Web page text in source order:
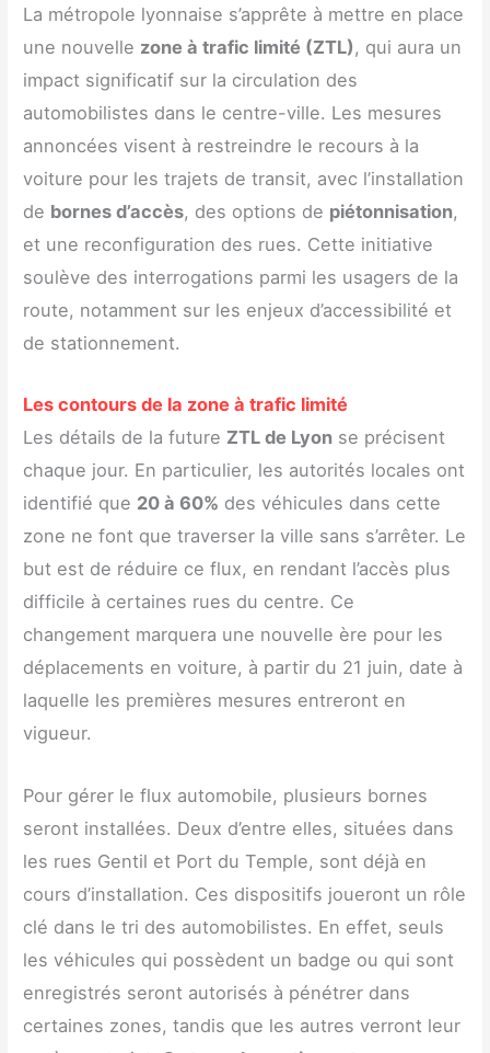
La métropole lyonnaise s’apprête à mettre en place
une nouvelle zone à trafic limité (ZTL), qui aura un
impact significatif sur la circulation des
automobilistes dans le centre-ville. Les mesures
annoncées visent à restreindre le recours à la
voiture pour les trajets de transit, avec l’installation
de bornes d’accès, des options de piétonnisation,
et une reconfiguration des rues. Cette initiative
soulève des interrogations parmi les usagers de la
route, notamment sur les enjeux d’accessibilité et
de stationnement.
Les contours de la zone à trafic limité
Les détails de la future ZTL de Lyon se précisent
chaque jour. En particulier, les autorités locales ont
identifié que 20 à 60% des véhicules dans cette
zone ne font que traverser la ville sans s’arrêter. Le
but est de réduire ce flux, en rendant l’accès plus
difficile à certaines rues du centre. Ce
changement marquera une nouvelle ère pour les
déplacements en voiture, à partir du 21 juin, date à
laquelle les premières mesures entreront en
vigueur.
Pour gérer le flux automobile, plusieurs bornes
seront installées. Deux d’entre elles, situées dans
les rues Gentil et Port du Temple, sont déjà en
cours d’installation. Ces dispositifs joueront un rôle
clé dans le tri des automobilistes. En effet, seuls
les véhicules qui possèdent un badge ou qui sont
enregistrés seront autorisés à pénétrer dans
certaines zones, tandis que les autres verront leur